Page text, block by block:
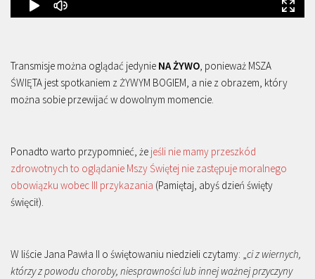
Transmisje można oglądać jedynie NA ŻYWO, ponieważ MSZA
ŚWIĘTA jest spotkaniem z ŻYWYM BOGIEM, a nie z obrazem, który
można sobie przewijać w dowolnym momencie.
Ponadto warto przypomnieć, że jeśli nie mamy przeszkód
zdrowotnych to oglądanie Mszy Świętej nie zastępuje moralnego
obowiązku wobec III przykazania (Pamiętaj, abyś dzień święty
święcił).
W liście Jana Pawła II o świętowaniu niedzieli czytamy: „ci z wiernych,
którzy z powodu choroby, niesprawności lub innej ważnej przyczyny